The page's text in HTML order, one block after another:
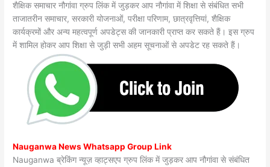
शैक्षिक समाचार नौगांवा ग्रुप लिंक में जुड़कर आप नौगांवा में शिक्षा से संबंधित सभी
ताजातरीन समाचार, सरकारी योजनाओं, परीक्षा परिणाम, छात्रवृत्तियां, शैक्षिक
कार्यक्रमों और अन्य महत्वपूर्ण अपडेट्स की जानकारी प्राप्त कर सकते हैं। इस ग्रुप
में शामिल होकर आप शिक्षा से जुड़ी सभी अहम सूचनाओं से अपडेट रह सकते हैं।
Nauganwa News Whatsapp Group Link
Nauganwa ब्रेकिंग न्यूज़ व्हाट्सएप ग्रुप लिंक में जुड़कर आप नौगांवा से संबंधित